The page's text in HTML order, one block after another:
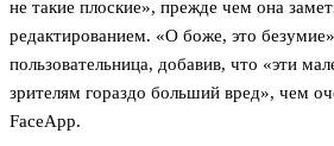
не такие плоские», прежде чем она
редактированием. «О боже, это
пользовательница, добавив, что «эти
зрителям гораздо больший вред», чем
FaceApp.